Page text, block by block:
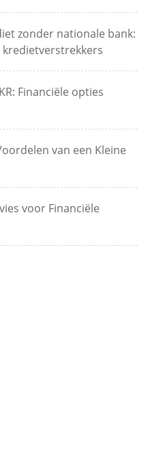
zonder nationale bank:
Financiële opties
van een Kleine
voor Financiële